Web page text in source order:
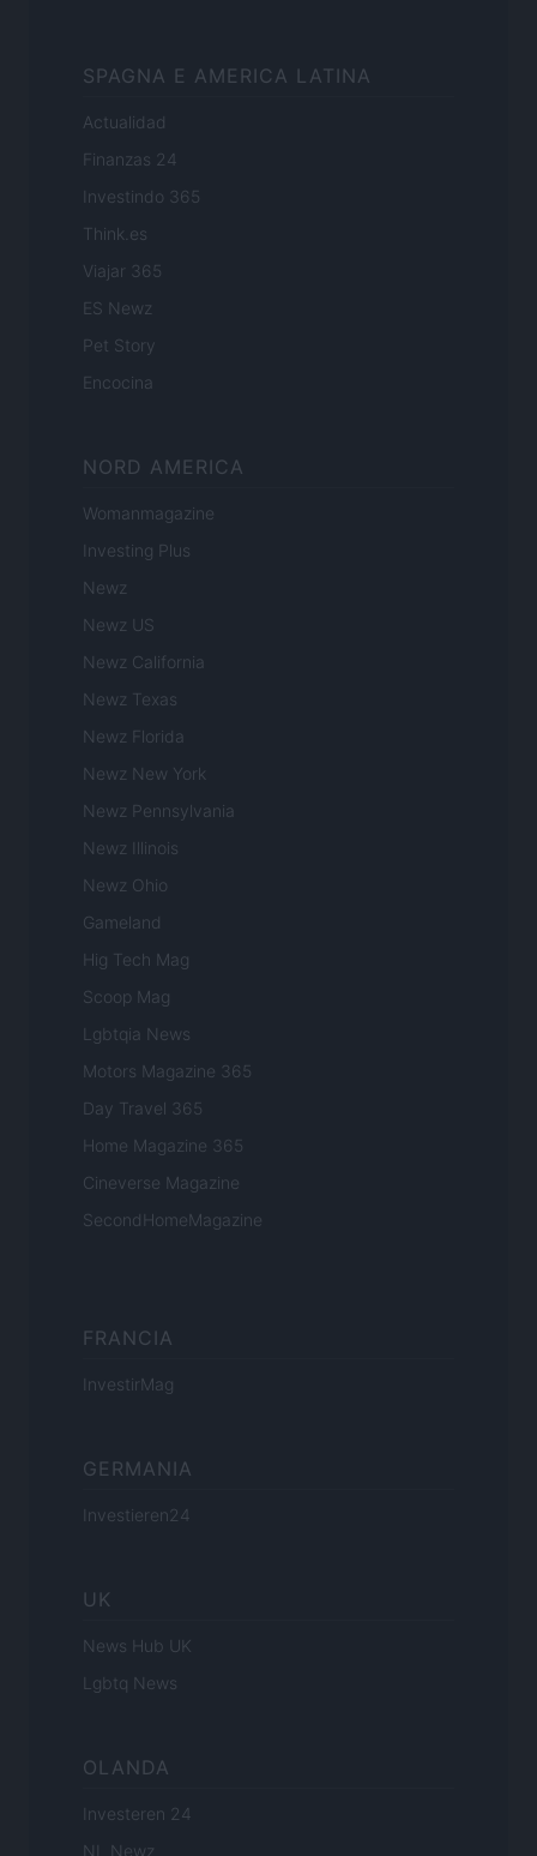
SPAGNA E AMERICA LATINA
Actualidad
Finanzas 24
Investindo 365
Think.es
Viajar 365
ES Newz
Pet Story
Encocina
NORD AMERICA
Womanmagazine
Investing Plus
Newz
Newz US
Newz California
Newz Texas
Newz Florida
Newz New York
Newz Pennsylvania
Newz Illinois
Newz Ohio
Gameland
Hig Tech Mag
Scoop Mag
Lgbtqia News
Motors Magazine 365
Day Travel 365
Home Magazine 365
Cineverse Magazine
SecondHomeMagazine
FRANCIA
InvestirMag
GERMANIA
Investieren24
UK
News Hub UK
Lgbtq News
OLANDA
Investeren 24
NL Newz